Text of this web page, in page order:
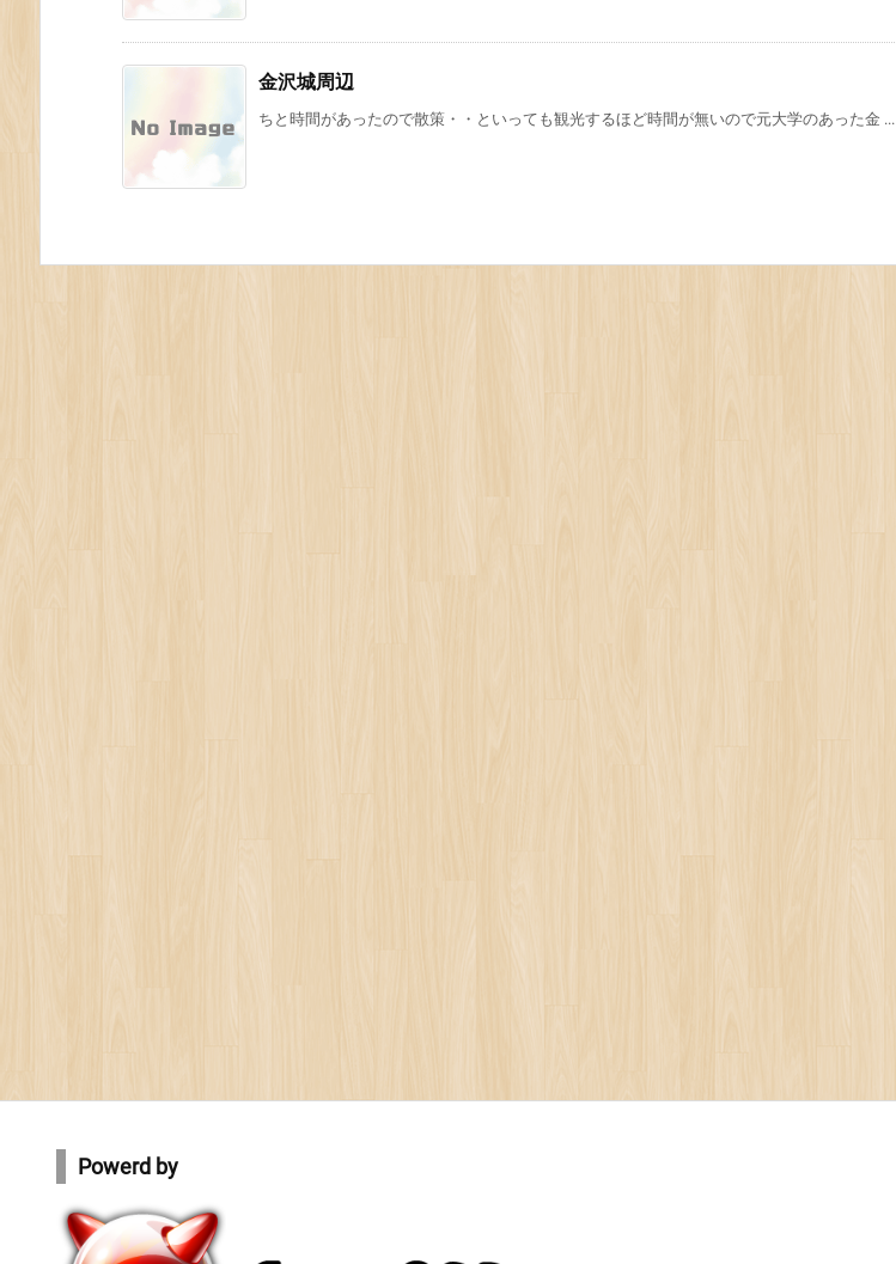
金沢城周辺
ちと時間があったので散策・・といっても観光するほど時間が無いので元大学のあった金 ...
Powerd by